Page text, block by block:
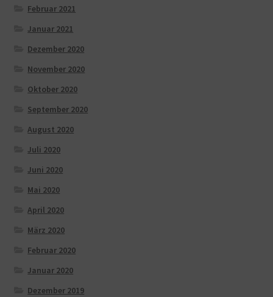
Februar 2021
Januar 2021
Dezember 2020
November 2020
Oktober 2020
September 2020
August 2020
Juli 2020
Juni 2020
Mai 2020
April 2020
März 2020
Februar 2020
Januar 2020
Dezember 2019